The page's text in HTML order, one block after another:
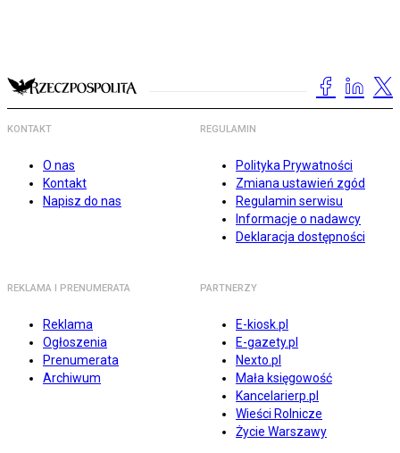
KONTAKT
O nas
Kontakt
Napisz do nas
REGULAMIN
Polityka Prywatności
Zmiana ustawień zgód
Regulamin serwisu
Informacje o nadawcy
Deklaracja dostępności
REKLAMA I PRENUMERATA
Reklama
Ogłoszenia
Prenumerata
Archiwum
PARTNERZY
E-kiosk.pl
E-gazety.pl
Nexto.pl
Mała księgowość
Kancelarierp.pl
Wieści Rolnicze
Życie Warszawy